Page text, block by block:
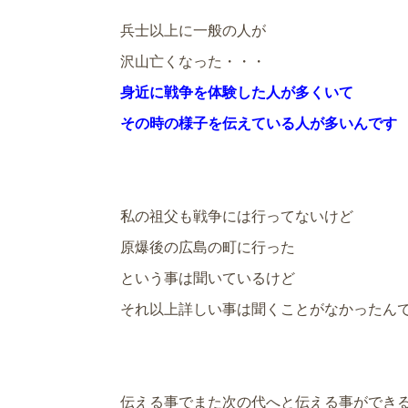
兵士以上に一般の人が
沢山亡くなった・・・
身近に戦争を体験した人が多くいて
その時の様子を伝えている人が多いんです
私の祖父も戦争には行ってないけど
原爆後の広島の町に行った
という事は聞いているけど
それ以上詳しい事は聞くことがなかったん
伝える事でまた次の代へと伝える事ができ